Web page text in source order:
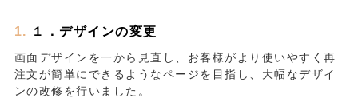
１．デザインの変更
画面デザインを一から見直し、お客様がより使いやすく再
注文が簡単にできるようなページを目指し、大幅なデザイ
ンの改修を行いました。